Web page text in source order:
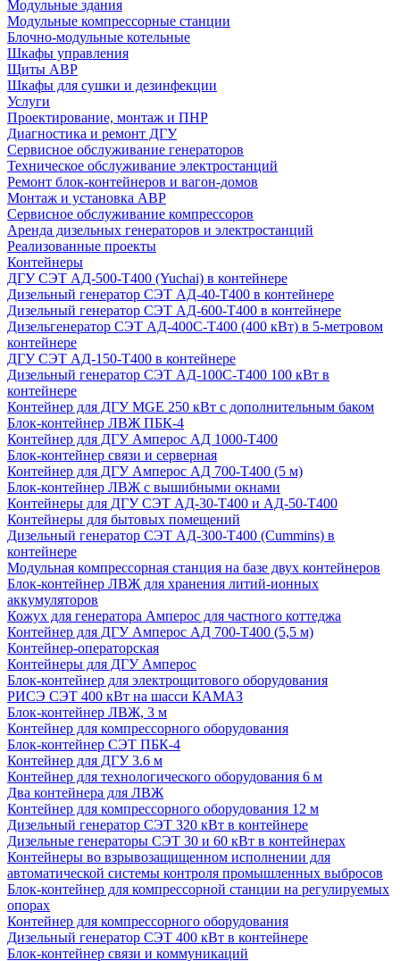
Модульные здания
Модульные компрессорные станции
Блочно-модульные котельные
Шкафы управления
Щиты АВР
Шкафы для сушки и дезинфекции
Услуги
Проектирование, монтаж и ПНР
Диагностика и ремонт ДГУ
Сервисное обслуживание генераторов
Техническое обслуживание электростанций
Ремонт блок-контейнеров и вагон-домов
Монтаж и установка АВР
Сервисное обслуживание компрессоров
Аренда дизельных генераторов и электростанций
Реализованные проекты
Контейнеры
ДГУ СЭТ АД-500-Т400 (Yuchai) в контейнере
Дизельный генератор СЭТ АД-40-Т400 в контейнере
Дизельный генератор СЭТ АД-600-Т400 в контейнере
Дизельгенератор СЭТ АД-400С-Т400 (400 кВт) в 5-метровом
контейнере
ДГУ СЭТ АД-150-Т400 в контейнере
Дизельный генератор СЭТ АД-100С-Т400 100 кВт в
контейнере
Контейнер для ДГУ MGE 250 кВт с дополнительным баком
Блок-контейнер ЛВЖ ПБК-4
Контейнер для ДГУ Амперос АД 1000-Т400
Блок-контейнер связи и серверная
Контейнер для ДГУ Амперос АД 700-Т400 (5 м)
Блок-контейнер ЛВЖ с вышибными окнами
Контейнеры для ДГУ СЭТ АД-30-Т400 и АД-50-Т400
Контейнеры для бытовых помещений
Дизельный генератор СЭТ АД-300-Т400 (Cummins) в
контейнере
Модульная компрессорная станция на базе двух контейнеров
Блок-контейнер ЛВЖ для хранения литий-ионных
аккумуляторов
Кожух для генератора Амперос для частного коттеджа
Контейнер для ДГУ Амперос АД 700-Т400 (5,5 м)
Контейнер-операторская
Контейнеры для ДГУ Амперос
Блок-контейнер для электрощитового оборудования
РИСЭ СЭТ 400 кВт на шасси КАМАЗ
Блок-контейнер ЛВЖ, 3 м
Контейнер для компрессорного оборудования
Блок-контейнер СЭТ ПБК-4
Контейнер для ДГУ 3.6 м
Контейнер для технологического оборудования 6 м
Два контейнера для ЛВЖ
Контейнер для компрессорного оборудования 12 м
Дизельный генератор СЭТ 320 кВт в контейнере
Дизельные генераторы СЭТ 30 и 60 кВт в контейнерах
Контейнеры во взрывозащищенном исполнении для
автоматической системы контроля промышленных выбросов
Блок-контейнер для компрессорной станции на регулируемых
опорах
Контейнер для компрессорного оборудования
Дизельный генератор СЭТ 400 кВт в контейнере
Блок-контейнер связи и коммуникаций